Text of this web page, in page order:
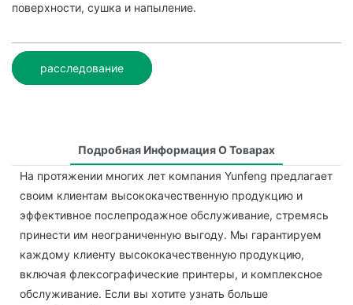
поверхности, сушка и напыление.
расследование
Подробная Информация О Товарах
На протяжении многих лет компания Yunfeng предлагает
своим клиентам высококачественную продукцию и
эффективное послепродажное обслуживание, стремясь
принести им неограниченную выгоду. Мы гарантируем
каждому клиенту высококачественную продукцию,
включая флексографические принтеры, и комплексное
обслуживание. Если вы хотите узнать больше